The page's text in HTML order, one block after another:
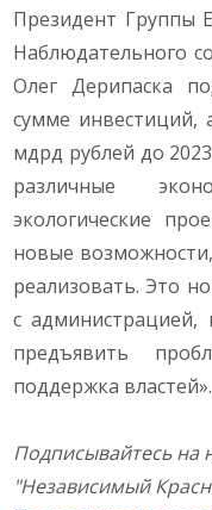
Президент Группы
Наблюдательного
Олег Дерипаска
сумме инвестиций,
мдрд рублей до
различные
экологические
новые
реализовать. Это
с
предъявить
поддержка властей».
Подписывайтесь на
"Независимый